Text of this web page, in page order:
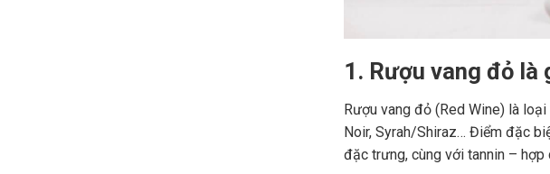
1. Rượu vang đỏ là
Rượu vang đỏ (Red Wine) là
Noir, Syrah/Shiraz… Điểm đặc
đặc trưng, cùng với tannin –